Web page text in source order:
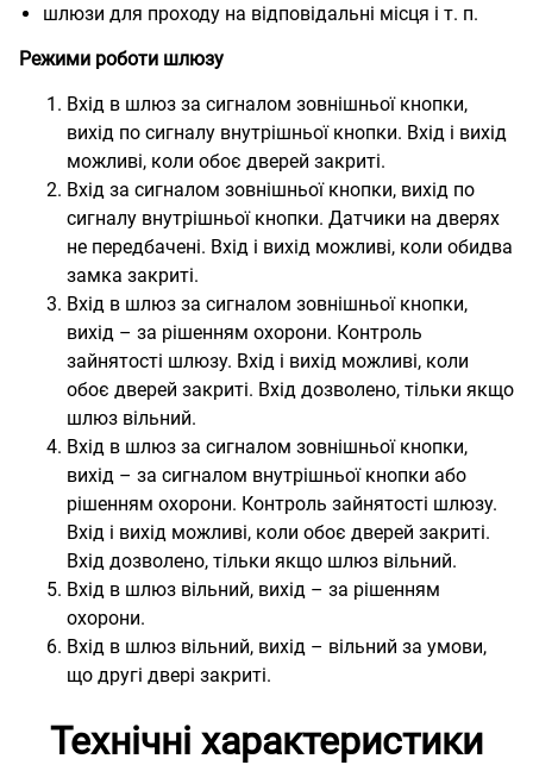
шлюзи для проходу на відповідальні місця і т. п.
Режими роботи шлюзу
Вхід в шлюз за сигналом зовнішньої кнопки,
вихід по сигналу внутрішньої кнопки. Вхід і вихід
можливі, коли обоє дверей закриті.
Вхід за сигналом зовнішньої кнопки, вихід по
сигналу внутрішньої кнопки. Датчики на дверях
не передбачені. Вхід і вихід можливі, коли обидва
замка закриті.
Вхід в шлюз за сигналом зовнішньої кнопки,
вихід – за рішенням охорони. Контроль
зайнятості шлюзу. Вхід і вихід можливі, коли
обоє дверей закриті. Вхід дозволено, тільки якщо
шлюз вільний.
Вхід в шлюз за сигналом зовнішньої кнопки,
вихід – за сигналом внутрішньої кнопки або
рішенням охорони. Контроль зайнятості шлюзу.
Вхід і вихід можливі, коли обоє дверей закриті.
Вхід дозволено, тільки якщо шлюз вільний.
Вхід в шлюз вільний, вихід – за рішенням
охорони.
Вхід в шлюз вільний, вихід – вільний за умови,
що другі двері закриті.
Технічні характеристики